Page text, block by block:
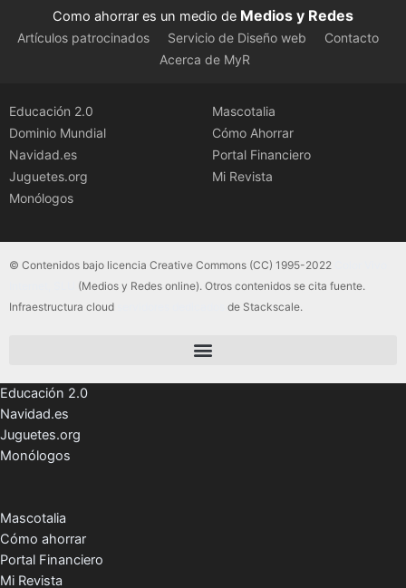
Como ahorrar es un medio de Medios y Redes
Artículos patrocinados Servicio de Diseño web
Contacto
Acerca de MyR
Educación 2.0
Dominio Mundial
Navidad.es
Juguetes.org
Monólogos
Mascotalia
Cómo Ahorrar
Portal Financiero
Mi Revista
© Contenidos bajo licencia Creative Commons (CC) 1995-2022
(Medios y Redes online). Otros contenidos se cita fuente.
Infraestructura cloud
de Stackscale.
Educación 2.0
Navidad.es
Juguetes.org
Monólogos
Mascotalia
Cómo ahorrar
Portal Financiero
Mi Revista